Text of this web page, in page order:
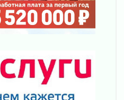
«Избушка-
экспозиция к 150-